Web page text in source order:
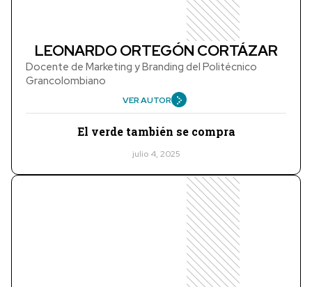
LEONARDO ORTEGÓN CORTÁZAR
Docente de Marketing y Branding del Politécnico
Grancolombiano
VER AUTOR
El verde también se compra
julio 4, 2025